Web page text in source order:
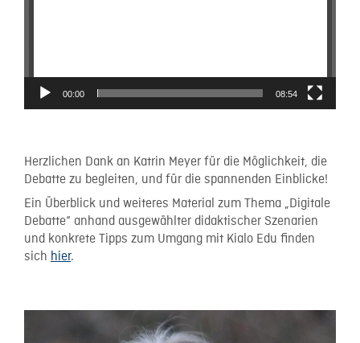
00:00 08:54
Herzlichen Dank an Katrin Meyer für die Möglichkeit, die
Debatte zu begleiten, und für die spannenden Einblicke!
Ein Überblick und weiteres Material zum Thema „Digitale
Debatte“ anhand ausgewählter didaktischer Szenarien
und konkrete Tipps zum Umgang mit Kialo Edu finden
sich hier.